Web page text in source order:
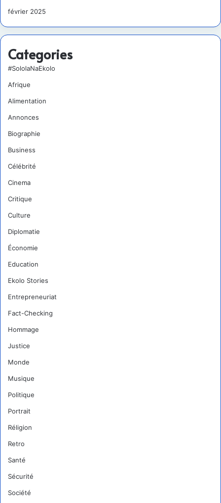
février 2025
Categories
#SololaNaEkolo
Afrique
Alimentation
Annonces
Biographie
Business
Célébrité
Cinema
Critique
Culture
Diplomatie
Économie
Education
Ekolo Stories
Entrepreneuriat
Fact-Checking
Hommage
Justice
Monde
Musique
Politique
Portrait
Réligion
Retro
Santé
Sécurité
Société